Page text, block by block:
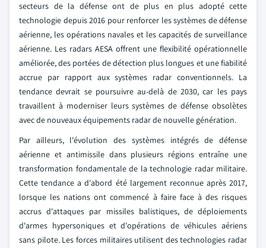
secteurs de la défense ont de plus en plus adopté cette
technologie depuis 2016 pour renforcer les systèmes de défense
aérienne, les opérations navales et les capacités de surveillance
aérienne. Les radars AESA offrent une flexibilité opérationnelle
améliorée, des portées de détection plus longues et une fiabilité
accrue par rapport aux systèmes radar conventionnels. La
tendance devrait se poursuivre au-delà de 2030, car les pays
travaillent à moderniser leurs systèmes de défense obsolètes
avec de nouveaux équipements radar de nouvelle génération.
Par ailleurs, l'évolution des systèmes intégrés de défense
aérienne et antimissile dans plusieurs régions entraîne une
transformation fondamentale de la technologie radar militaire.
Cette tendance a d'abord été largement reconnue après 2017,
lorsque les nations ont commencé à faire face à des risques
accrus d'attaques par missiles balistiques, de déploiements
d'armes hypersoniques et d'opérations de véhicules aériens
sans pilote. Les forces militaires utilisent des technologies radar